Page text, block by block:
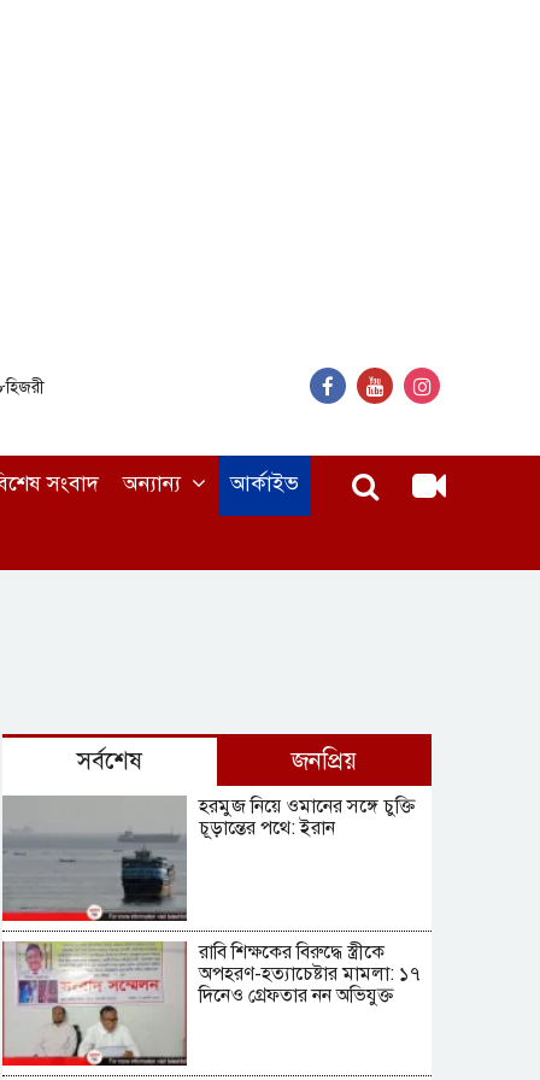
সংবাদ অন্যান্য আর্কাইভ
সর্বশেষ জনপ্রিয়
হরমুজ নিয়ে ওমানের সঙ্গে চুক্তি
চূড়ান্তের পথে: ইরান
রাবি শিক্ষকের বিরুদ্ধে স্ত্রীকে
অপহরণ-হত্যাচেষ্টার মামলা: ১৭
দিনেও গ্রেফতার নন অভিযুক্ত